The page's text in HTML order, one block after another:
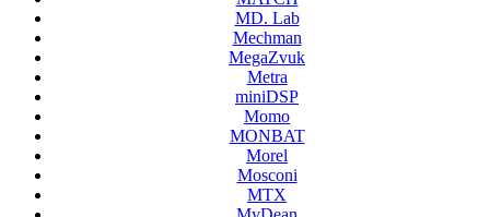
MD. Lab
Mechman
MegaZvuk
Metra
miniDSP
Momo
MONBAT
Morel
Mosconi
MTX